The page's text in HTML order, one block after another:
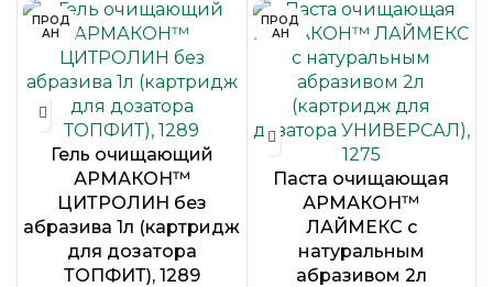
ПРОД
АН
Гель очищающий
АРМАКОН™
ЦИТРОЛИН без
абразива 1л (картридж
для дозатора
ТОПФИТ), 1289
ПРОД
АН
Паста очищающая
АРМАКОН™
ЛАЙМЕКС с
натуральным
абразивом 2л